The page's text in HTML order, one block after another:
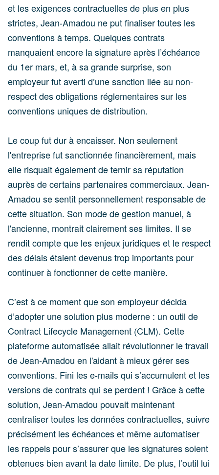
et les exigences contractuelles de plus en plus
strictes, Jean-Amadou ne put finaliser toutes les
conventions à temps. Quelques contrats
manquaient encore la signature après l’échéance
du 1er mars, et, à sa grande surprise, son
employeur fut averti d’une sanction liée au non-
respect des obligations réglementaires sur les
conventions uniques de distribution.
Le coup fut dur à encaisser. Non seulement
l'entreprise fut sanctionnée financièrement, mais
elle risquait également de ternir sa réputation
auprès de certains partenaires commerciaux. Jean-
Amadou se sentit personnellement responsable de
cette situation. Son mode de gestion manuel, à
l'ancienne, montrait clairement ses limites. Il se
rendit compte que les enjeux juridiques et le respect
des délais étaient devenus trop importants pour
continuer à fonctionner de cette manière.
C’est à ce moment que son employeur décida
d’adopter une solution plus moderne : un outil de
Contract Lifecycle Management (CLM). Cette
plateforme automatisée allait révolutionner le travail
de Jean-Amadou en l'aidant à mieux gérer ses
conventions. Fini les e-mails qui s’accumulent et les
versions de contrats qui se perdent ! Grâce à cette
solution, Jean-Amadou pouvait maintenant
centraliser toutes les données contractuelles, suivre
précisément les échéances et même automatiser
les rappels pour s’assurer que les signatures soient
obtenues bien avant la date limite. De plus, l’outil lui